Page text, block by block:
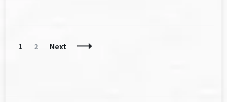
Posts
Page
1 Page
2 Next